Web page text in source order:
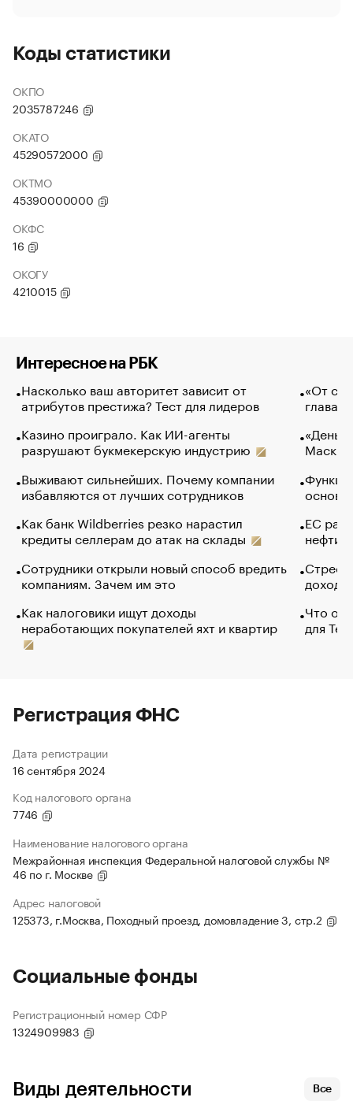
Коды статистики
ОКПО
2035787246
ОКАТО
45290572000
ОКТМО
45390000000
ОКФС
16
ОКОГУ
4210015
Интересное на РБК
Насколько ваш авторитет зависит от
атрибутов престижа? Тест для лидеров
Казино проиграло. Как ИИ-агенты
разрушают букмекерскую индустрию
Выживают сильнейших. Почему компании
избавляются от лучших сотрудников
Как банк Wildberries резко нарастил
кредиты селлерам до атак на склады
Сотрудники открыли новый способ вредить
компаниям. Зачем им это
Как налоговики ищут доходы
неработающих покупателей яхт и квартир
«От
глава
Маск в
основ
ЕС
нефти
Что
для
Регистрация ФНС
Дата регистрации
16 сентября 2024
Код налогового органа
7746
Наименование налогового органа
Межрайонная инспекция Федеральной налоговой службы №
46 по г. Москве
Адрес налоговой
125373, г.Москва, Походный проезд, домовладение 3, стр.2
Социальные фонды
Регистрационный номер СФР
1324909983
Виды деятельности Все